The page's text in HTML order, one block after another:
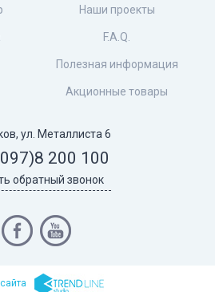
Наши проекты
F.A.Q.
Полезная информация
Акционные товары
ул. Металлиста 6
8 200 100
обратный звонок